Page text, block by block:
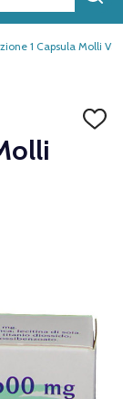
1 Capsula Molli